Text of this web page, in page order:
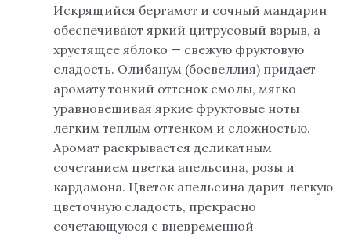
Искрящийся бергамот и сочный мандарин
обеспечивают яркий цитрусовый взрыв, а
хрустящее яблоко — свежую фруктовую
сладость. Олибанум (босвеллия) придает
аромату тонкий оттенок смолы, мягко
уравновешивая яркие фруктовые ноты
легким теплым оттенком и сложностью.
Аромат раскрывается деликатным
сочетанием цветка апельсина, розы и
кардамона. Цветок апельсина дарит легкую
цветочную сладость, прекрасно
сочетающуюся с вневременной